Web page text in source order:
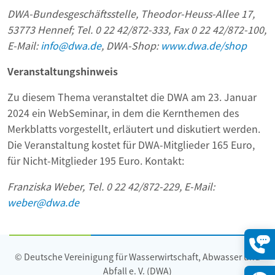
DWA-Bundesgeschäftsstelle, Theodor-Heuss-Allee 17,
53773 Hennef; Tel. 0 22 42/872-333, Fax 0 22 42/872-100,
E-Mail:info@dwa.de, DWA-Shop: www.dwa.de/shop
Veranstaltungshinweis
Zu diesem Thema veranstaltet die DWA am 23. Januar
2024 ein WebSeminar, in dem die Kernthemen des
Merkblatts vorgestellt, erläutert und diskutiert werden.
Die Veranstaltung kostet für DWA-Mitglieder 165 Euro,
für Nicht-Mitglieder 195 Euro. Kontakt:
Franziska Weber, Tel. 0 22 42/872-229, E-Mail:
weber@dwa.de
© Deutsche Vereinigung für Wasserwirtschaft, Abwasser und
Abfall e. V. (DWA)